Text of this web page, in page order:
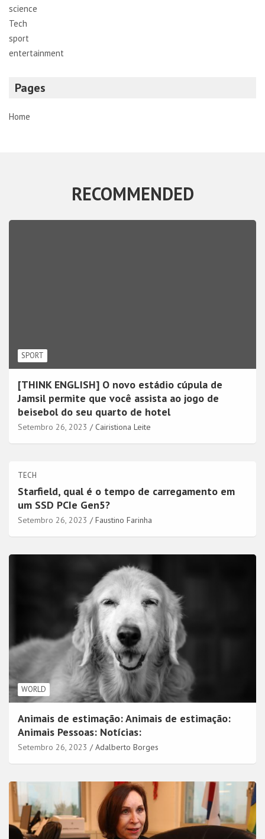
science
Tech
sport
entertainment
Pages
Home
RECOMMENDED
SPORT
[THINK ENGLISH] O novo estádio cúpula de
Jamsil permite que você assista ao jogo de
beisebol do seu quarto de hotel
Setembro 26, 2023 Cairistiona Leite
TECH
Starfield, qual é o tempo de carregamento em
um SSD PCIe Gen5?
Setembro 26, 2023 Faustino Farinha
WORLD
Animais de estimação: Animais de estimação:
Animais Pessoas: Notícias:
Setembro 26, 2023 Adalberto Borges